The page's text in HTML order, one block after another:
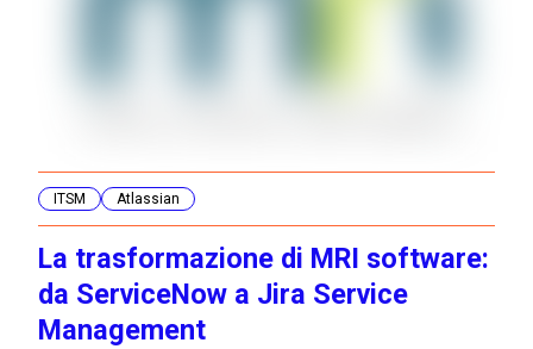
ITSM Atlassian
La trasformazione di MRI software:
da ServiceNow a Jira Service
Management